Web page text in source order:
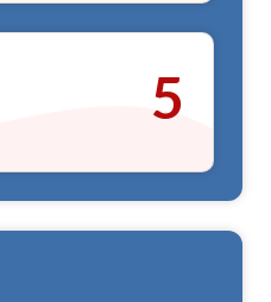
5